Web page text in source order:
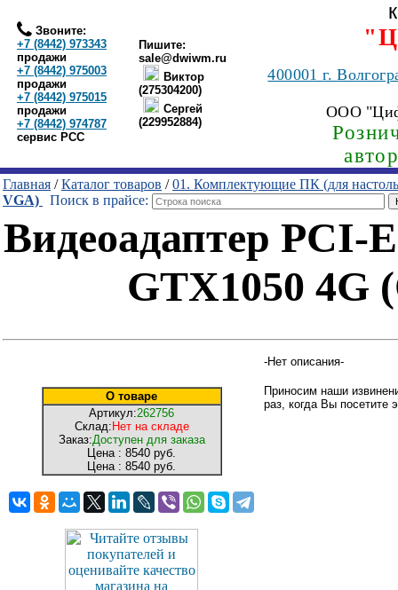
Звоните:
+7 (8442) 973343
продажи
+7 (8442) 975003
продажи
+7 (8442) 975015
продажи
+7 (8442) 974787
сервис РСС
Пишите:
sale@dwiwm.ru
Виктор
(275304200)
Сергей
(229952884)
400001г.
ООО
Главная /Каталог товаров /01. Комплектующие ПК (для
VGA)
Поиск в прайсе:
Видеоадаптер PCI-
GTX1050
О товаре
Артикул:262756
Склад: Нет на складе
Заказ:Доступен для заказа
Цена : 8540 руб.
Цена : 8540 руб.
-Нет описания-
Приносим наши
раз, когда Вы посетите